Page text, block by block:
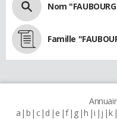
Nom
Famille
a b c d e f g h i j k